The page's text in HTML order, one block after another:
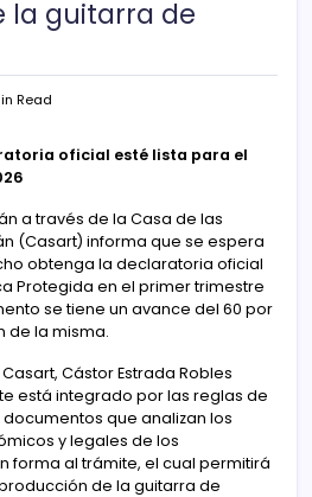
la guitarra de
Read
oficial esté lista para el
a través de la Casa de las
(Casart) informa que se espera
obtenga la declaratoria oficial
Protegida en el primer trimestre
se tiene un avance del 60 por
de la misma.
Cástor Estrada Robles
está integrado por las reglas de
que analizan los
y legales de los
forma al trámite, el cual permitirá
de la guitarra de